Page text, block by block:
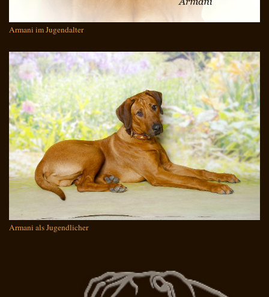
Armani im Jugendalter
Armani als Jugendlicher